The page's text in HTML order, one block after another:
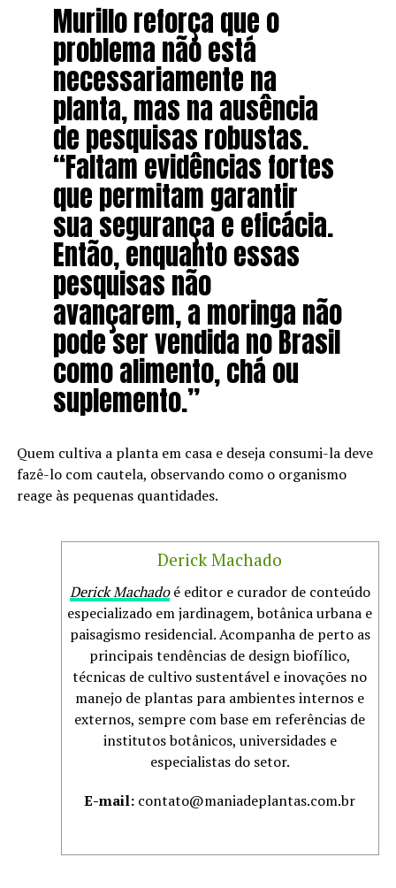
Murillo reforça que o
problema não está
necessariamente na
planta, mas na ausência
de pesquisas robustas.
“Faltam evidências fortes
que permitam garantir
sua segurança e eficácia.
Então, enquanto essas
pesquisas não
avançarem, a moringa não
pode ser vendida no Brasil
como alimento, chá ou
suplemento.”
Quem cultiva a planta em casa e deseja consumi-la deve
fazê-lo com cautela, observando como o organismo
reage às pequenas quantidades.
Derick Machado
Derick Machadoé editor e curador de conteúdo
especializado em jardinagem, botânica urbana e
paisagismo residencial. Acompanha de perto as
principais tendências de design biofílico,
técnicas de cultivo sustentável e inovações no
manejo de plantas para ambientes internos e
externos, sempre com base em referências de
institutos botânicos, universidades e
especialistas do setor.
E-mail: contato@maniadeplantas.com.br